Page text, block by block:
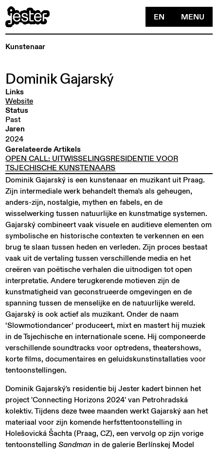
EN MENU
Kunstenaar
DominikGajarský
Links
Website
Status
Past
Jaren
2024
Gerelateerde Artikels
OPEN CALL: UITWISSELINGSRESIDENTIE VOOR
TSJECHISCHE KUNSTENAARS
Dominik Gajarský is een kunstenaar en muzikant uit Praag.
Zijn intermediale werk behandelt thema's als geheugen,
anders-zijn, nostalgie, mythen en fabels, en de
wisselwerking tussen natuurlijke en kunstmatige systemen.
Gajarský combineert vaak visuele en auditieve elementen om
symbolische en historische contexten te verkennen en een
brug te slaan tussen heden en verleden. Zijn proces bestaat
vaak uit de vertaling tussen verschillende media en het
creëren van poëtische verhalen die uitnodigen tot open
interpretatie. Andere terugkerende motieven zijn de
kunstmatigheid van geconstrueerde omgevingen en de
spanning tussen de menselijke en de natuurlijke wereld.
Gajarský is ook actief als muzikant. Onder de naam
‘Slowmotiondancer’ produceert, mixt en mastert hij muziek
in de Tsjechische en internationale scene. Hij componeerde
verschillende soundtracks voor optredens, theatershows,
korte films, documentaires en geluidskunstinstallaties voor
tentoonstellingen.
Dominik Gajarský's residentie bij Jester kadert binnen het
project 'Connecting Horizons 2024' van Petrohradská
kolektiv. Tijdens deze twee maanden werkt Gajarský aan het
materiaal voor zijn komende herfsttentoonstelling in
Holešovická Šachta (Praag, CZ), een vervolg op zijn vorige
tentoonstellingSandman in de galerie Berlínskej Model